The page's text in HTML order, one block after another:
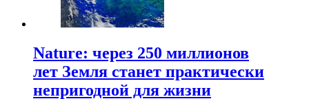
Nature: через 250 миллионов
лет Земля станет практически
непригодной для жизни